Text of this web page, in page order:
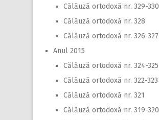
Călăuză ortodoxă nr. 329-330
Călăuză ortodoxă nr. 328
Călăuză ortodoxă nr. 326-327
Anul 2015
Călăuză ortodoxă nr. 324-325
Călăuză ortodoxă nr. 322-323
Călăuză ortodoxă nr. 321
Călăuză ortodoxă nr. 319-320